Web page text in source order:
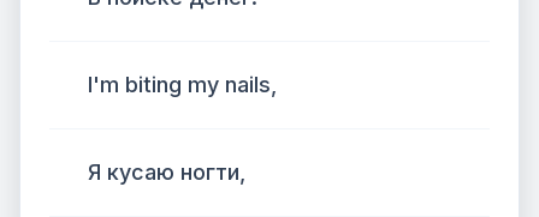
I'm biting my nails,
Я кусаю ногти,